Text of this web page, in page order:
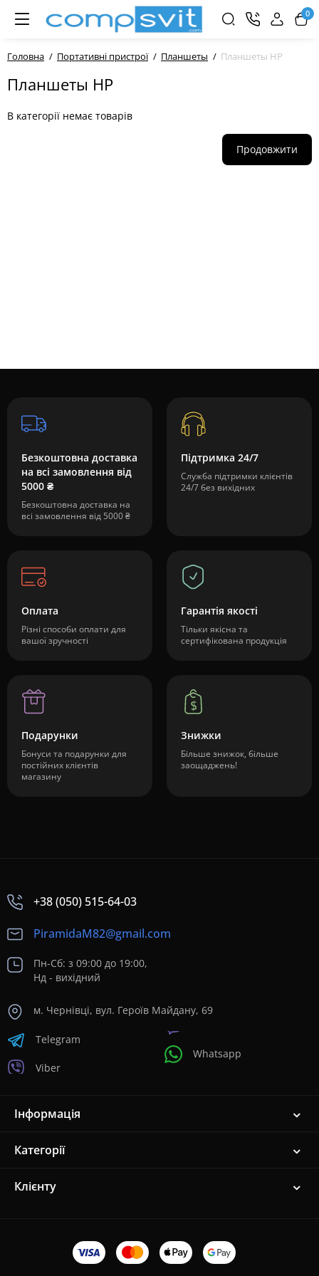
0
Головна Портативні пристрої Планшеты Планшеты HP
Планшеты HP
В категорії немає товарів
Продовжити
Безкоштовна доставка
на всі замовлення від
5000 ₴
Безкоштовна доставка на
всі замовлення від 5000 ₴
Підтримка 24/7
Служба підтримки клієнтів
24/7 без вихідних
Оплата
Різні способи оплати для
вашої зручності
Гарантія якості
Тільки якісна та
сертифікована продукція
Подарунки
Бонуси та подарунки для
постійних клієнтів
магазину
Знижки
Більше знижок, більше
заощаджень!
+38 (050) 515-64-03
PiramidaM82@gmail.com
Пн-Сб: з 09:00 до 19:00,
Нд - вихідний
м. Чернівці, вул. Героїв Майдану, 69
Telegram
Viber
Whatsapp
Інформація
Категорії
Клієнту